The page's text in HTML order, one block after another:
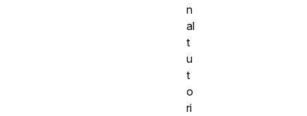
n
al
t
u
t
o
ri